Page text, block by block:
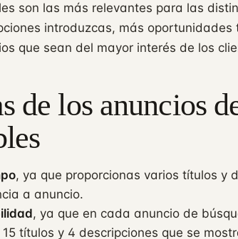
son las más relevantes para las
introduzcas, más oportunidades
que sean del mayor interés de los
de los anuncios
, ya que proporcionas varios títulos y
a anuncio.
, ya que en cada anuncio de
títulos y 4 descripciones que se